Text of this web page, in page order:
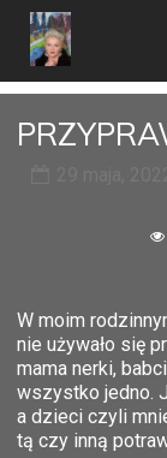
W moim
nie używało się
mama nerki,
wszystko jedno.
a dzieci czyli
tą czy inną